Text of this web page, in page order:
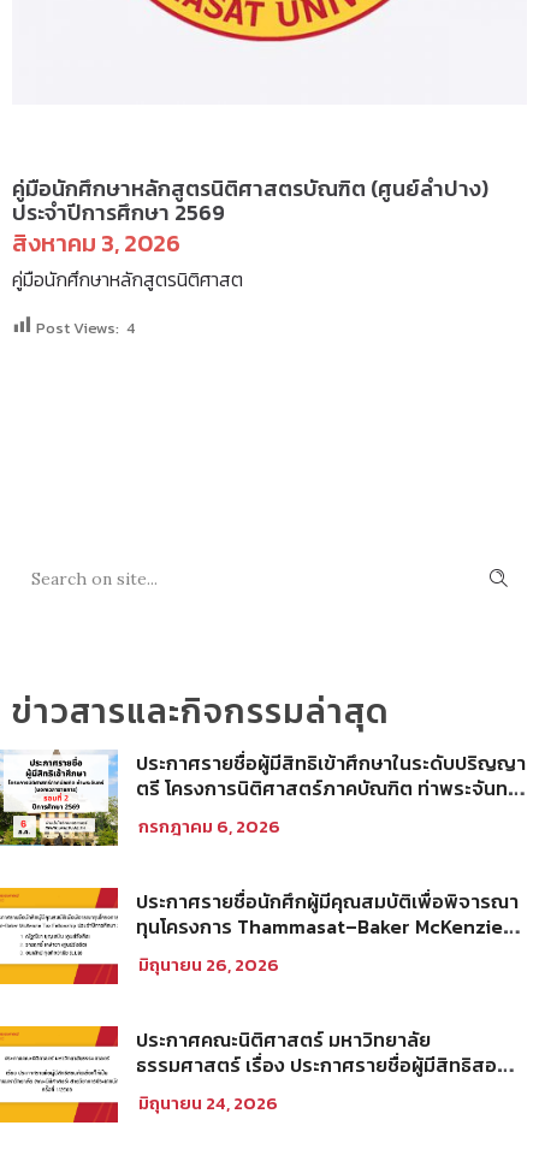
คู่มือนักศึกษาหลักสูตรนิติศาสตรบัณฑิต (ศูนย์ลำปาง)
ประจำปีการศึกษา 2569
สิงหาคม 3, 2026
คู่มือนักศึกษาหลักสูตรนิติศาสต
Post Views: 4
ข่าวสารและกิจกรรมล่าสุด
ประกาศรายชื่อผู้มีสิทธิเข้าศึกษาในระดับปริญญา
ตรี โครงการนิติศาสตร์ภาคบัณฑิต ท่าพระจันทร์
ศึกษา 2569 รอบที่ 2
กรกฎาคม 6, 2026
ประกาศรายชื่อนักศึกผู้มีคุณสมบัติเพื่อพิจารณา
ทุนโครงการ Thammasat–Baker McKenzie
Tax Fellowship ประจำปีการศึกษา 2569
มิถุนายน 26, 2026
ประกาศคณะนิติศาสตร์ มหาวิทยาลัย
ธรรมศาสตร์ เรื่อง ประกาศรายชื่อผู้มีสิทธิสอบ
คัดเลือกให้เป็นพนักงานมหาวิทยาลัย (คณะ
นิติศาสตร์) สายวิชาการประเภทนักวิจัย ครั้งที่
มิถุนายน 24, 2026